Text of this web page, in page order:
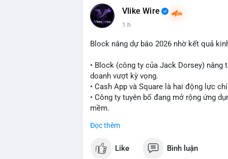
thể bị ảnh hưởng nhẹ, nhưng không đủ
Lời khuyên cho nhà đầu tư nhỏ lẻ:
lên sàn, cần thận trọng trước nguy cơ
#7btc #chuyenvilanh
Vlike Wire
1 h
Block nâng dự báo 2026 nhờ kết quả
• Block (công ty của Jack Dorsey)
doanh vượt kỳ vọng.
• Cash App và Square là hai động lực
• Công ty tuyên bố đang mở rộng ứng
mềm.
#block #ai
$btc $eth
Đọc thêm
Like Bình luận